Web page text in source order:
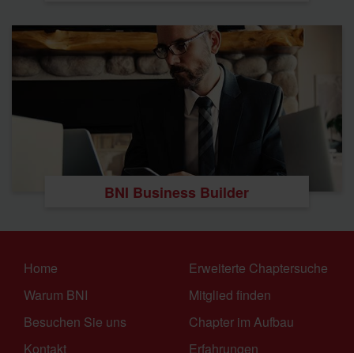
BNI Business Builder
Home
Warum BNI
Besuchen Sie uns
Kontakt
Erweiterte Chaptersuche
Mitglied finden
Chapter im Aufbau
Erfahrungen